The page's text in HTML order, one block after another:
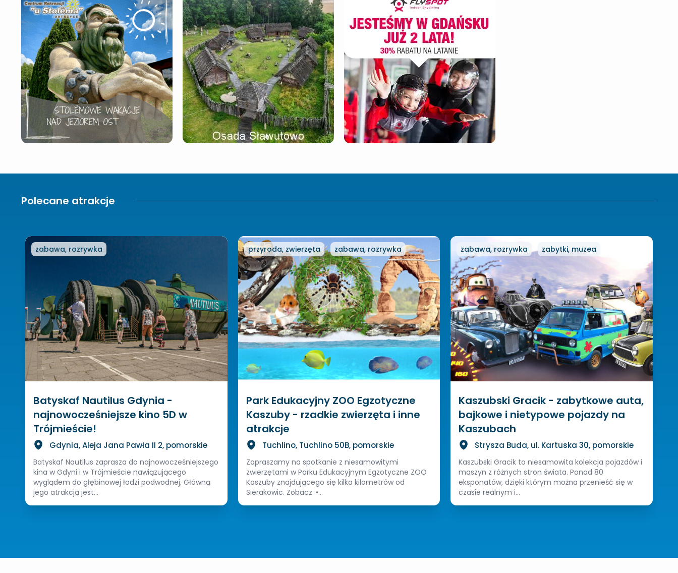
Polecane atrakcje
zabawa, rozrywka
Batyskaf Nautilus Gdynia -
najnowocześniejsze kino 5D w
Trójmieście!
Gdynia, Aleja Jana Pawła II 2, pomorskie
Batyskaf Nautilus zaprasza do najnowocześniejszego
kina w Gdyni i w Trójmieście nawiązującego
wyglądem do głębinowej łodzi podwodnej. Główną
jego atrakcją jest...
przyroda, zwierzęta zabawa, rozrywka
Park Edukacyjny ZOO Egzotyczne
Kaszuby - rzadkie zwierzęta i inne
atrakcje
Tuchlino, Tuchlino 50B, pomorskie
Zapraszamy na spotkanie z niesamowitymi
zwierzętami w Parku Edukacyjnym Egzotyczne ZOO
Kaszuby znajdującego się kilka kilometrów od
Sierakowic. Zobacz: •...
zabawa, rozrywka zabytki, muzea
Kaszubski Gracik - zabytkowe auta,
bajkowe i nietypowe pojazdy na
Kaszubach
Strysza Buda, ul. Kartuska 30, pomorskie
Kaszubski Gracik to niesamowita kolekcja pojazdów i
maszyn z różnych stron świata. Ponad 80
eksponatów, dzięki którym można przenieść się w
czasie realnym i...